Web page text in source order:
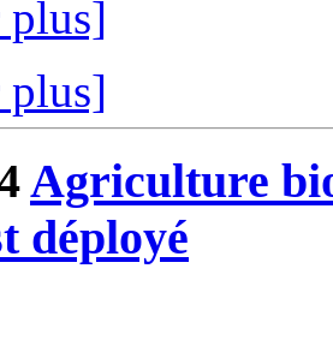
plus]
plus]
Agriculture
déployé